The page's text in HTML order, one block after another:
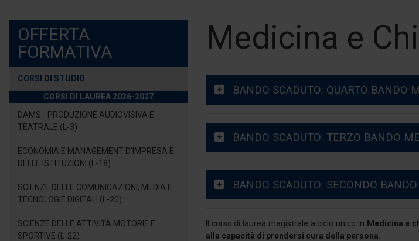
OFFERTA
FORMATIVA
CORSI DI STUDIO
CORSI DI LAUREA 2026-2027
DAMS - PRODUZIONE AUDIOVISIVA E
TEATRALE (L-3)
ECONOMIA E MANAGEMENT D’IMPRESA E
DELLE ISTITUZIONI (L-18)
SCIENZE DELLE COMUNICAZIONI, MEDIA E
TECNOLOGIE DIGITALI (L-20)
SCIENZE DELLE ATTIVITÀ MOTORIE E
SPORTIVE (L-22)
Medicina e
BANDO SCADUTO: QUARTO
BANDO SCADUTO: TERZO BANDO
BANDO SCADUTO: SECONDO
Il corso di laurea magistrale a ciclo unico in Medicina e
alla capacità di prendersi cura della persona